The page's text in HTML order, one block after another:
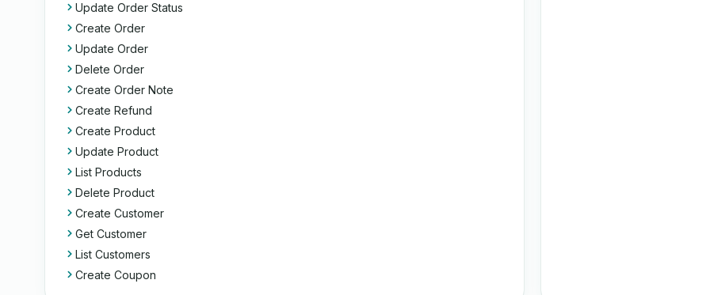
Update Order Status
Create Order
Update Order
Delete Order
Create Order Note
Create Refund
Create Product
Update Product
List Products
Delete Product
Create Customer
Get Customer
List Customers
Create Coupon